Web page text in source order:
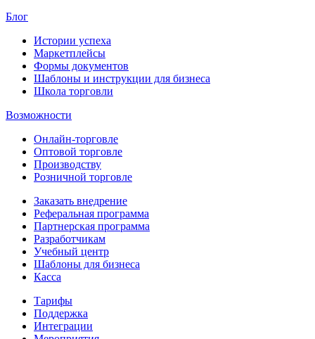
Блог
Истории успеха
Маркетплейсы
Формы документов
Шаблоны и инструкции для бизнеса
Школа торговли
Возможности
Онлайн-торговле
Оптовой торговле
Производству
Розничной торговле
Заказать внедрение
Реферальная программа
Партнерская программа
Разработчикам
Учебный центр
Шаблоны для бизнеса
Касса
Тарифы
Поддержка
Интеграции